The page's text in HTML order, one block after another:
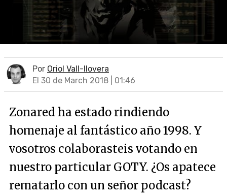
Por Oriol Vall-llovera
El 30 de March 2018 | 01:46
Zonared ha estado rindiendo
homenaje al fantástico año 1998. Y
vosotros colaborasteis votando en
nuestro particular GOTY. ¿Os apatece
rematarlo con un señor podcast?